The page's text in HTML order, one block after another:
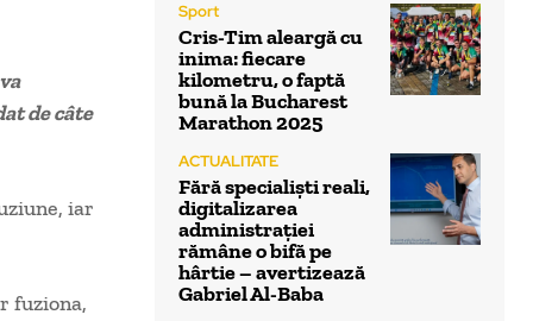
de câte
iar
fuziona,
Sport
Cris-Tim aleargă cu
inima: fiecare
kilometru, o faptă
bună la Bucharest
Marathon 2025
ACTUALITATE
Fără specialiști reali,
digitalizarea
administrației
rămâne o bifă pe
hârtie – avertizează
Gabriel Al-Baba